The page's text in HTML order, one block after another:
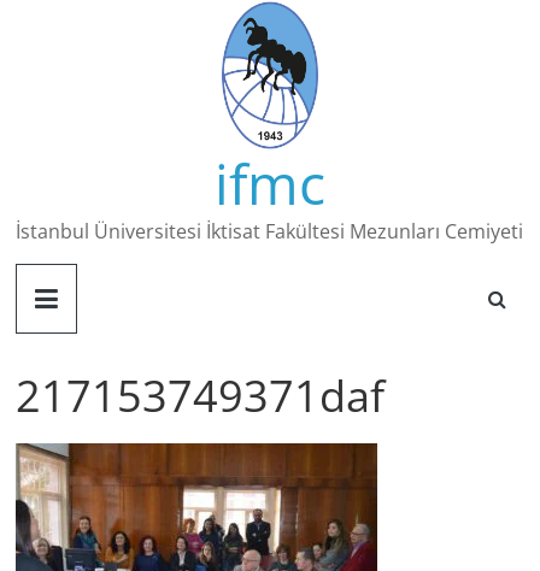
ifmc
İstanbul Üniversitesi İktisat Fakültesi Mezunları Cemiyeti
217153749371daf